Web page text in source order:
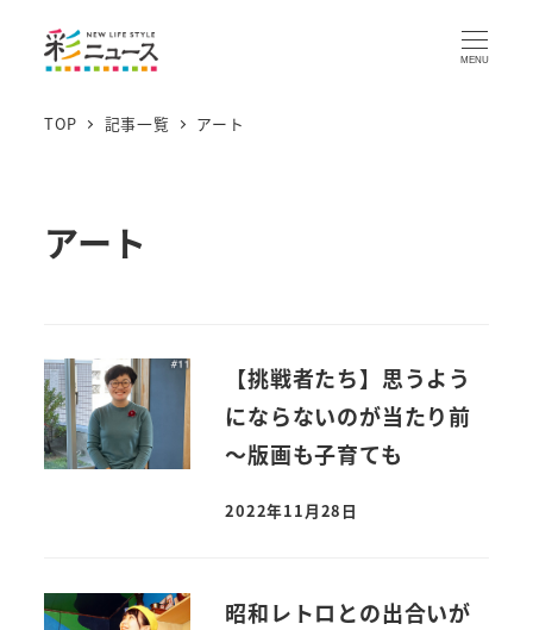
MENU
TOP 記事一覧 アート
アート
【挑戦者たち】思うよう
にならないのが当たり前
～版画も子育ても
2022年11月28日
昭和レトロとの出合いが